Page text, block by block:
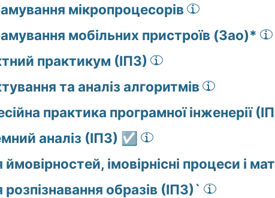
мікропроцесорів
мобільних пристроїв (Зао)*
практикум (ІПЗ)
та аналіз алгоритмів
практика програмної інженерії
аналіз (ІПЗ) ☑️
ймовірностей, імовірнісні процеси і
розпізнавання образів (ІПЗ)`